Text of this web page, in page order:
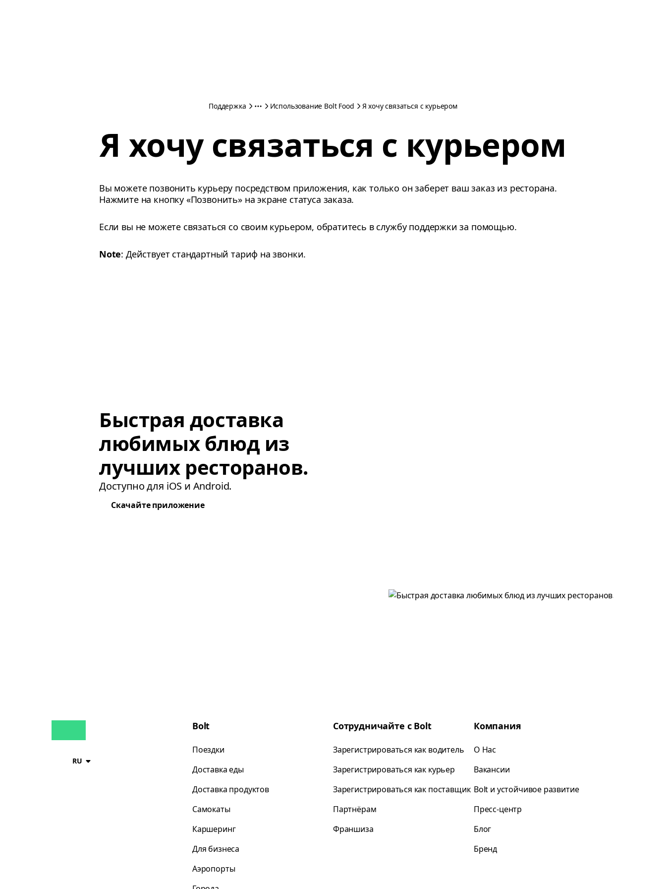
Поддержка Использование Bolt Food Я хочу связаться с курьером
Я хочу связаться с курьером
Вы можете позвонить курьеру посредством приложения, как только он заберет ваш заказ из ресторана.
Нажмите на кнопку «Позвонить» на экране статуса заказа.
Если вы не можете связаться со своим курьером, обратитесь в службу поддержки за помощью.
Note: Действует стандартный тариф на звонки.
Быстрая доставка
любимых блюд из
лучших ресторанов.
Доступно для iOS и Android.
Скачайте приложение
RU
Bolt
Поездки
Доставка еды
Доставка продуктов
Самокаты
Каршеринг
Для бизнеса
Аэропорты
Сотрудничайте с Bolt
Зарегистрироваться как водитель
Зарегистрироваться как курьер
Зарегистрироваться как поставщик
Партнёрам
Франшиза
Компания
О Нас
Вакансии
Bolt и устойчивое развитие
Пресс-центр
Блог
Бренд